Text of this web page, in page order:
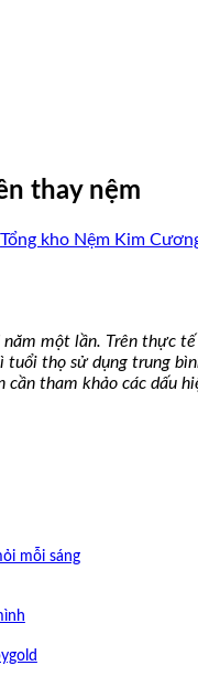
thay nệm
Tổng kho Nệm Kim
một lần. Trên thực
tuổi thọ sử dụng trung
tham khảo các dấu
mỗi sáng